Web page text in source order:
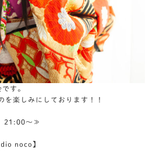
す。
を楽しみにしております！！
21:00～≫
noco】